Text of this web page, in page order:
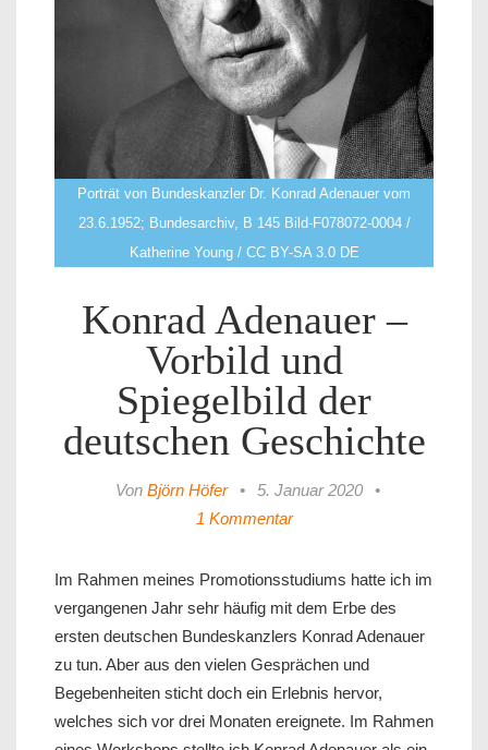
Porträt von Bundeskanzler Dr. Konrad Adenauer vom
23.6.1952; Bundesarchiv, B 145 Bild-F078072-0004 /
Katherine Young / CC BY-SA 3.0 DE
Konrad Adenauer –
Vorbild und
Spiegelbild der
deutschen Geschichte
Von Björn Höfer • 5. Januar 2020
•
1 Kommentar
Im Rahmen meines Promotionsstudiums hatte ich im
vergangenen Jahr sehr häufig mit dem Erbe des
ersten deutschen Bundeskanzlers Konrad Adenauer
zu tun. Aber aus den vielen Gesprächen und
Begebenheiten sticht doch ein Erlebnis hervor,
welches sich vor drei Monaten ereignete. Im Rahmen